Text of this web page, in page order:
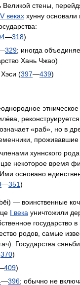
Великой стены,
V веках хунну основали
—318)
329; иногда
Хань Чжао)
Хэси (397—439)
«раб», но в
проживавшие
хуннского рода
некоторое время
основано
—351)
— воинственные
I века уничтожили
государство в
родов, самые
Государства
370)
409)
—396; обычно не